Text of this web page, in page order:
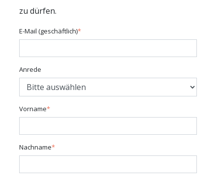
zu dürfen.
E-Mail (geschäftlich)*
Anrede
Vorname*
Nachname*
MARKETING
personalisierte Werbung anzuzeigen. Sie tun
dies, indem sie Besucher über Websites
hinweg verfolgen.
Name:
hubspotutk
Anbieter: